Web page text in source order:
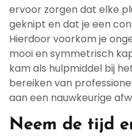
ervoor zorgen dat elke
geknipt en dat je een
Hierdoor voorkom je
mooi en symmetrisch
kam als hulpmiddel bij
bereiken van
aan een nauwkeurige
Neem de tijd